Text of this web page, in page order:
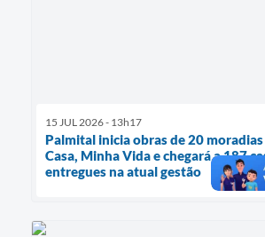
15 JUL 2026 - 13h17
Palmital inicia obras de 20
Casa, Minha Vida e chegará a 187
entregues na atual gestão